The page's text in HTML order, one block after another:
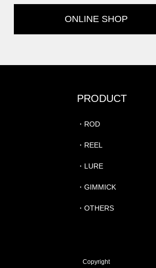
ONLINE SHOP
PRODUCT
・ROD
・REEL
・LURE
・GIMMICK
・OTHERS
Copyright